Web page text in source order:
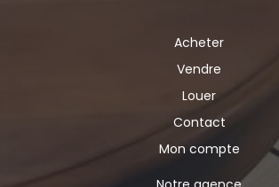
Acheter
Vendre
Louer
Contact
Mon compte